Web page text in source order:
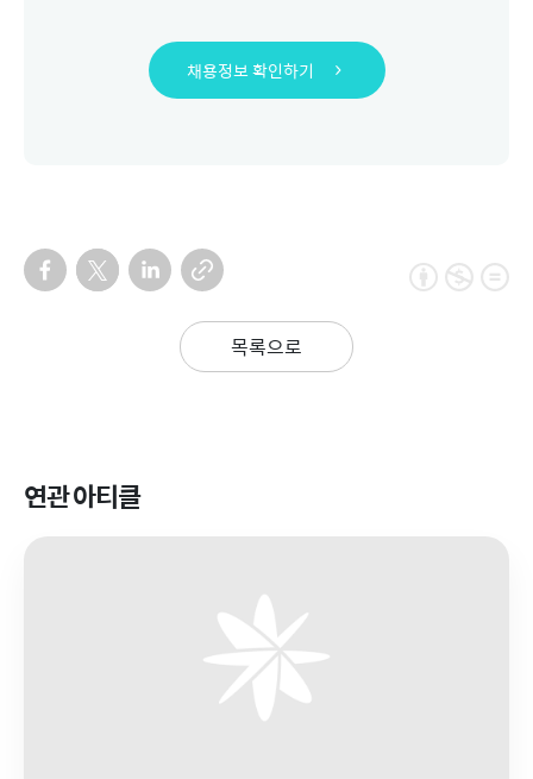
채용정보 확인하기
목록으로
연관 아티클